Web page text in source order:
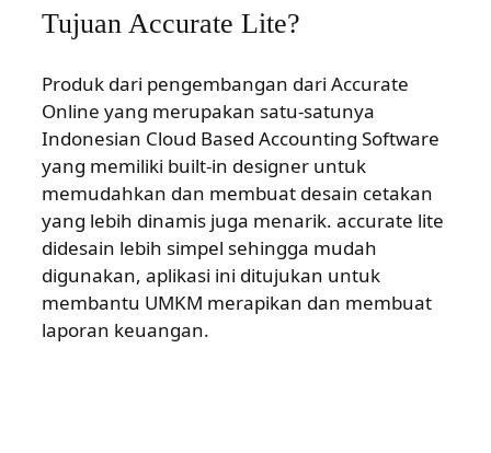
Tujuan Accurate Lite?
Produk dari pengembangan dari Accurate
Online yang merupakan satu-satunya
Indonesian Cloud Based Accounting Software
yang memiliki built-in designer untuk
memudahkan dan membuat desain cetakan
yang lebih dinamis juga menarik. accurate lite
didesain lebih simpel sehingga mudah
digunakan, aplikasi ini ditujukan untuk
membantu UMKM merapikan dan membuat
laporan keuangan.